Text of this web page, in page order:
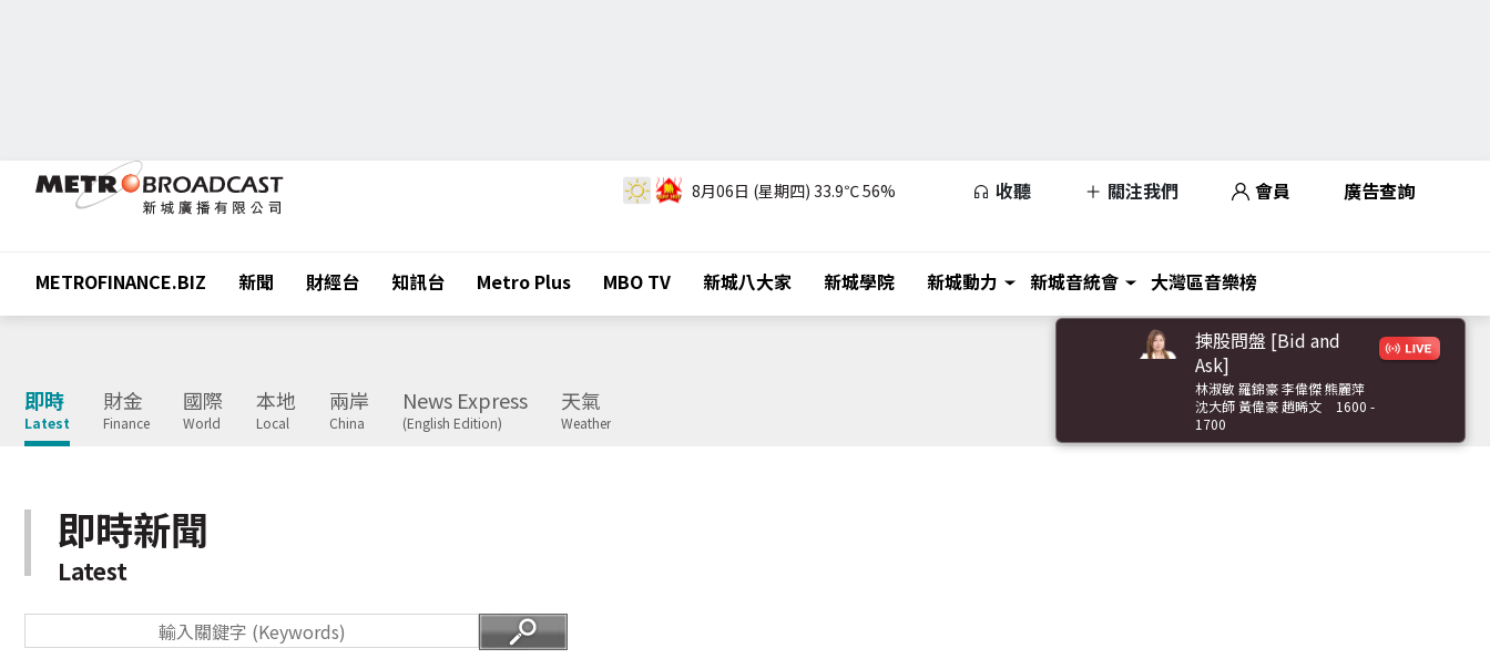
8月06日 (星期四) 33.9℃56% 收聽 關注我們 會員 廣告查詢
METROFINANCE.BIZ 新聞 財經台 知訊台 Metro Plus MBO TV 新城八大家 新城學院 新城動力 新城音統會 大灣區音樂榜
即時
Latest
財金
Finance
國際
World
本地
Local
兩岸
China
News Express
(English Edition)
天氣
Weather
揀股問盤 [Bid and
Ask]
林淑敏 羅錦豪 李偉傑 熊麗萍
沈大師 黃偉豪 趙晞文
1600 -
1700
即時新聞
Latest